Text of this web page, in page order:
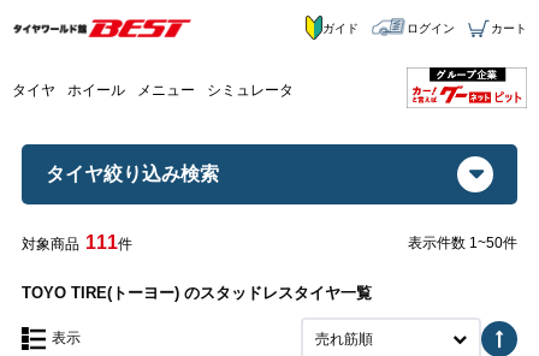
タイヤ ホイール メニュー シミュレータ
ガイド ログイン カート
タイヤ絞り込み検索
対象商品 111件 表示件数 1~50件
TOYO TIRE(トーヨー) のスタッドレスタイヤ一覧
表示 売れ筋順